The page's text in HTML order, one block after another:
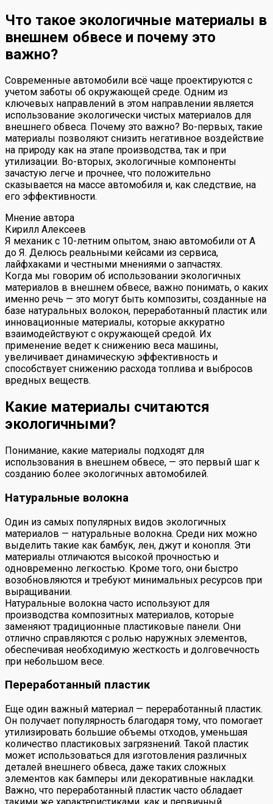
Что такое экологичные материалы в
внешнем обвесе и почему это
важно?
Современные автомобили всё чаще проектируются с
учетом заботы об окружающей среде. Одним из
ключевых направлений в этом направлении является
использование экологически чистых материалов для
внешнего обвеса. Почему это важно? Во-первых, такие
материалы позволяют снизить негативное воздействие
на природу как на этапе производства, так и при
утилизации. Во-вторых, экологичные компоненты
зачастую легче и прочнее, что положительно
сказывается на массе автомобиля и, как следствие, на
его эффективности.
Мнение автора
Кирилл Алексеев
Я механик с 10-летним опытом, знаю автомобили от А
до Я. Делюсь реальными кейсами из сервиса,
лайфхаками и честными мнениями о запчастях.
Когда мы говорим об использовании экологичных
материалов в внешнем обвесе, важно понимать, о каких
именно речь — это могут быть композиты, созданные на
базе натуральных волокон, переработанный пластик или
инновационные материалы, которые аккуратно
взаимодействуют с окружающей средой. Их
применение ведет к снижению веса машины,
увеличивает динамическую эффективность и
способствует снижению расхода топлива и выбросов
вредных веществ.
Какие материалы считаются
экологичными?
Понимание, какие материалы подходят для
использования в внешнем обвесе, — это первый шаг к
созданию более экологичных автомобилей.
Натуральные волокна
Один из самых популярных видов экологичных
материалов — натуральные волокна. Среди них можно
выделить такие как бамбук, лен, джут и конопля. Эти
материалы отличаются высокой прочностью и
одновременно легкостью. Кроме того, они быстро
возобновляются и требуют минимальных ресурсов при
выращивании.
Натуральные волокна часто используют для
производства композитных материалов, которые
заменяют традиционные пластиковые панели. Они
отлично справляются с ролью наружных элементов,
обеспечивая необходимую жесткость и долговечность
при небольшом весе.
Переработанный пластик
Еще один важный материал — переработанный пластик.
Он получает популярность благодаря тому, что помогает
утилизировать большие объемы отходов, уменьшая
количество пластиковых загрязнений. Такой пластик
может использоваться для изготовления различных
деталей внешнего обвеса, даже таких сложных
элементов как бамперы или декоративные накладки.
Важно, что переработанный пластик часто обладает